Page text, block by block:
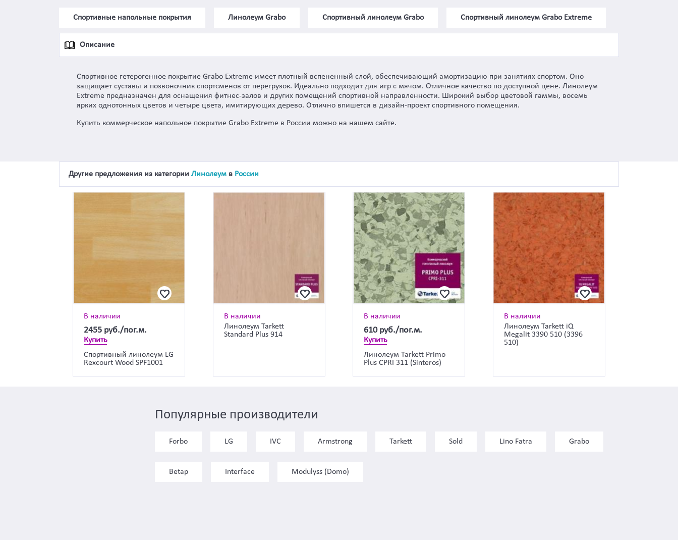
Спортивные напольные покрытия Линолеум Grabo Спортивный линолеум Grabo Спортивный линолеум Grabo Extreme
Описание
Спортивное гетерогенное покрытие Grabo Extreme имеет плотный вспененный слой, обеспечивающий амортизацию при занятиях спортом. Оно
защищает суставы и позвоночник спортсменов от перегрузок. Идеально подходит для игр с мячом. Отличное качество по доступной цене. Линолеум
Extreme предназначен для оснащения фитнес-залов и других помещений спортивной направленности. Широкий выбор цветовой гаммы, восемь
ярких однотонных цветов и четыре цвета, имитирующих дерево. Отлично впишется в дизайн-проект спортивного помещения.
Купить коммерческое напольное покрытие Grabo Extreme в России можно на нашем сайте.
Другие предложения из категории Линолеум в России
В наличии
2455 руб./пог.м.
Купить
Спортивный линолеум LG
Rexcourt Wood SPF1001
В наличии
Линолеум Tarkett
Standard Plus 914
В наличии
610 руб./пог.м.
Купить
Линолеум Tarkett Primo
Plus CPRI 311 (Sinteros)
В наличии
Линолеум Tarkett iQ
Megalit 3390 510 (3396
510)
Популярные производители
Forbo LG IVC Armstrong Tarkett Sold Lino Fatra Grabo
Betap Interface Modulyss (Domo)